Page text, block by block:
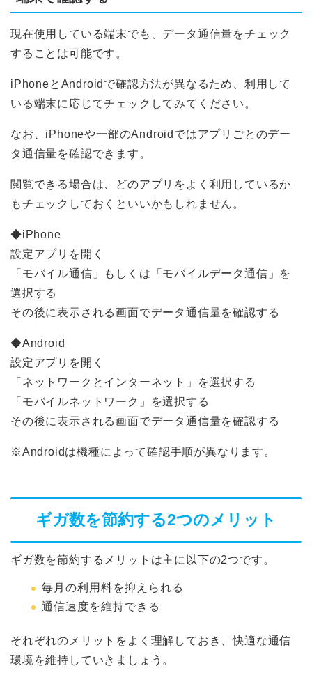
現在使用している端末でも、データ通信量をチェック
することは可能です。
iPhoneとAndroidで確認方法が異なるため、利用して
いる端末に応じてチェックしてみてください。
なお、iPhoneや一部のAndroidではアプリごとのデー
タ通信量を確認できます。
閲覧できる場合は、どのアプリをよく利用しているか
もチェックしておくといいかもしれません。
◆iPhone
設定アプリを開く
「モバイル通信」もしくは「モバイルデータ通信」を
選択する
その後に表示される画面でデータ通信量を確認する
◆Android
設定アプリを開く
「ネットワークとインターネット」を選択する
「モバイルネットワーク」を選択する
その後に表示される画面でデータ通信量を確認する
※Androidは機種によって確認手順が異なります。
ギガ数を節約する2つのメリット
ギガ数を節約するメリットは主に以下の2つです。
毎月の利用料を抑えられる
通信速度を維持できる
それぞれのメリットをよく理解しておき、快適な通信
環境を維持していきましょう。